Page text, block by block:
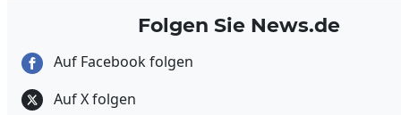
Folgen Sie News.de
Auf Facebook folgen
Auf X folgen